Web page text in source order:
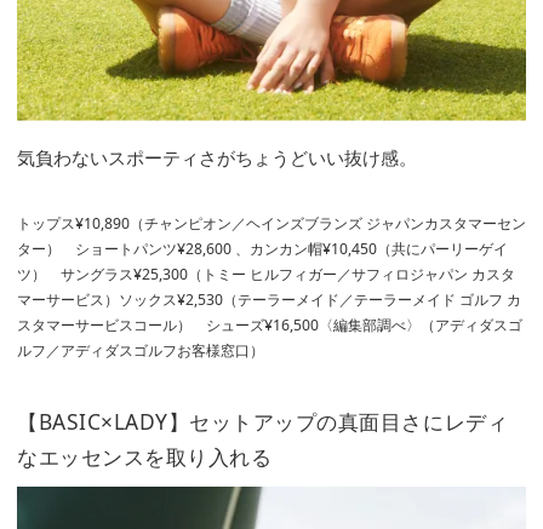
気負わないスポーティさがちょうどいい抜け感。
トップス¥10,890（チャンピオン／ヘインズブランズ ジャパンカスタマーセン
ター） ショートパンツ¥28,600 、カンカン帽¥10,450（共にパーリーゲイ
ツ） サングラス¥25,300（トミー ヒルフィガー／サフィロジャパン カスタ
マーサービス）ソックス¥2,530（テーラーメイド／テーラーメイド ゴルフ カ
スタマーサービスコール） シューズ¥16,500〈編集部調べ〉（アディダスゴ
ルフ／アディダスゴルフお客様窓口）
【BASIC×LADY】セットアップの真面目さにレディ
なエッセンスを取り入れる